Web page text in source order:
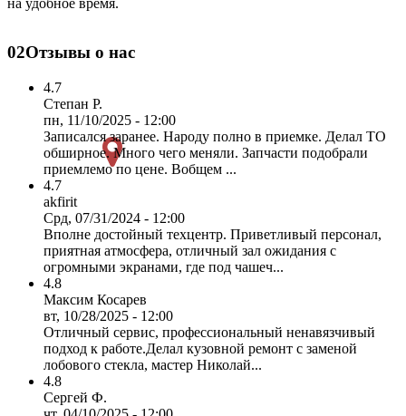
02Отзывы о нас
4.7
Степан Р.
пн, 11/10/2025 - 12:00
Записался заранее. Народу полно в приемке. Делал ТО
обширное. Много чего меняли. Запчасти подобрали
приемлемо по цене. Вобщем ...
4.7
akfirit
Срд, 07/31/2024 - 12:00
Вполне достойный техцентр. Приветливый персонал,
приятная атмосфера, отличный зал ожидания с
огромными экранами, где под чашеч...
4.8
Максим Косарев
вт, 10/28/2025 - 12:00
Отличный сервис, профессиональный ненавязчивый
подход к работе.Делал кузовной ремонт с заменой
лобового стекла, мастер Николай...
4.8
Сергей Ф.